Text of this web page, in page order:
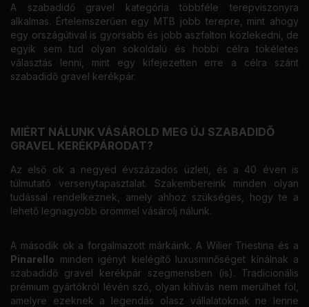
A szabadidő gravel kategória többféle terepviszonyra
alkalmas. Értelemszerűen egy MTB jobb terepre, mint ahogy
egy országútival is gyorsabb és jobb aszfalton közlekedni, de
egyik sem tud olyan sokoldalú és hobbi célra tökéletes
választás lenni, mint egy kifejezetten erre a célra szánt
szabadidő gravel kerékpár.
MIÉRT NÁLUNK VÁSÁROLD MEG ÚJ SZABADIDŐ
GRAVEL KERÉKPÁRODAT?
Az első ok a negyed évszázados üzleti, és a 40 éven is
túlmutató versenytapasztalat. Szakembereink minden olyan
tudással rendelkeznek, amely ahhoz szükséges, hogy te a
lehető legnagyobb örömmel vásárolj nálunk.
A második ok a forgalmazott márkáink. A Wilier Triestina és a
Pinarello minden igényt kielégítő luxusminőséget kínálnak a
szabadidő gravel kerékpár szegmensben (is). Tradicionális
prémium gyártókról lévén szó, olyan kihívás nem merülhet föl,
amelyre ezeknek a legendás olasz vállalatoknak ne lenne